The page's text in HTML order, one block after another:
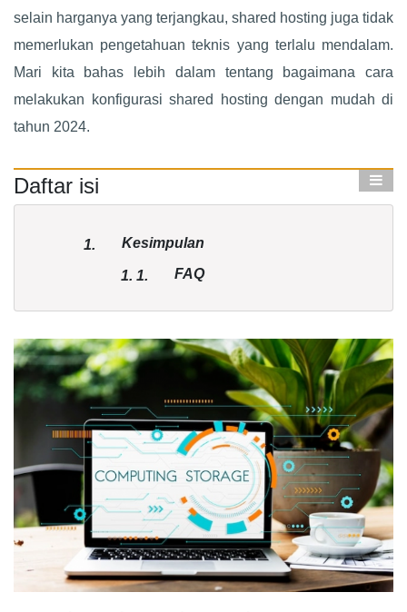
selain harganya yang terjangkau, shared hosting juga tidak
memerlukan pengetahuan teknis yang terlalu mendalam.
Mari kita bahas lebih dalam tentang bagaimana cara
melakukan konfigurasi shared hosting dengan mudah di
tahun 2024.
Daftar isi
1. Kesimpulan
1. 1. FAQ